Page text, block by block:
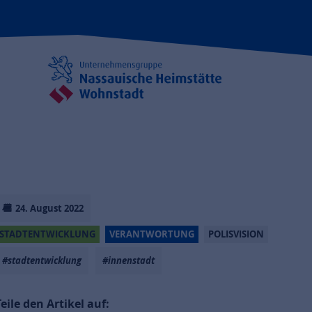
24. August 2022
STADTENTWICKLUNG VERANTWORTUNG POLISVISION
#stadtentwicklung #innenstadt
den Artikel auf: